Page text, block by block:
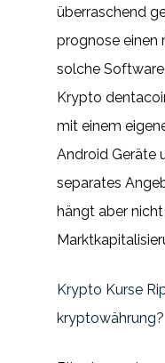
überraschend
prognose einen
solche
Krypto
mit einem
Android Geräte
separates
hängt aber
Krypto Kurse
kryptowährung?